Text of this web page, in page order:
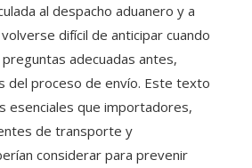
al despacho aduanero y a
difícil de anticipar cuando
adecuadas antes,
del proceso de envío. Este texto
esenciales que importadores,
de transporte y
considerar para prevenir